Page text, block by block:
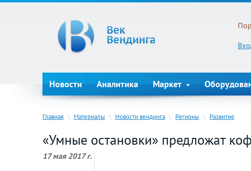
Новости Аналитика Маркет
Главная \ Материалы \ Новости вендинга \ Регионы \ Развитие
«Умные остановки» предложат
17 мая 2017 г.